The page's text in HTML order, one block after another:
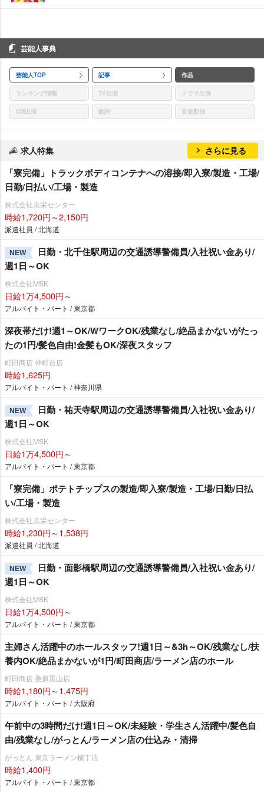
芸能人事典
芸能人TOP 記事 作品
ランキング情報 TV出演 ドラマ出演
CM出演 歌詞 音楽配信
求人特集 さらに見る
「寮完備」トラックボディコンテナへの溶接/即入寮/製造・工場/
日勤/日払い/工場・製造
株式会社京栄センター
時給1,720円～2,150円
派遣社員 / 北海道
NEW
日勤・北千住駅周辺の交通誘導警備員/入社祝い金あり/
週1日～OK
株式会社MSK
日給1万4,500円～
アルバイト・パート / 東京都
深夜帯だけ!週1～OK/WワークOK/残業なし/絶品まかないがたっ
たの1円/髪色自由!金髪もOK/深夜スタッフ
町田商店 仲町台店
時給1,625円
アルバイト・パート / 神奈川県
NEW
日勤・祐天寺駅周辺の交通誘導警備員/入社祝い金あり/
週1日～OK
株式会社MSK
日給1万4,500円～
アルバイト・パート / 東京都
「寮完備」ポテトチップスの製造/即入寮/製造・工場/日勤/日払
い/工場・製造
株式会社京栄センター
時給1,230円～1,538円
派遣社員 / 北海道
NEW
日勤・面影橋駅周辺の交通誘導警備員/入社祝い金あり/
週1日～OK
株式会社MSK
日給1万4,500円～
アルバイト・パート / 東京都
主婦さん活躍中のホールスタッフ!週1日～&3h～OK/残業なし/扶
養内OK/絶品まかないが1円/町田商店/ラーメン店のホール
町田商店 美原黒山店
時給1,180円～1,475円
アルバイト・パート / 大阪府
午前中の3時間だけ!週1日～OK/未経験・学生さん活躍中/髪色自
由/残業なし/がっとん/ラーメン店の仕込み・清掃
がっとん 東京ラーメン横丁店
時給1,400円
アルバイト・パート / 東京都